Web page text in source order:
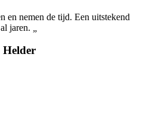
en nemen de tijd. Een uitstekend
jaren.